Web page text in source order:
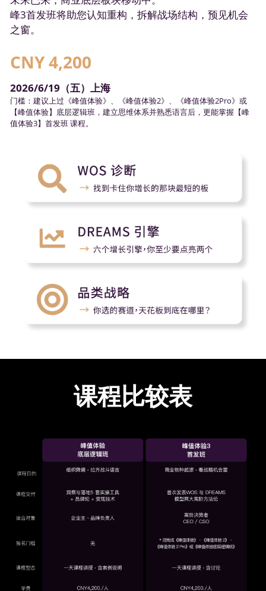
峰3首发班将助您认知重构，拆解战场结构，预见机会
之窗。
CNY 4,200
2026/6/19（五）上海
门槛：建议上过《峰值体验》、《峰值体验2》、《峰值体验2Pro》或
【峰值体验】底层逻辑班，建立思维体系并熟悉语言后，更能掌握【峰
值体验3】首发班 课程。
课程比较表